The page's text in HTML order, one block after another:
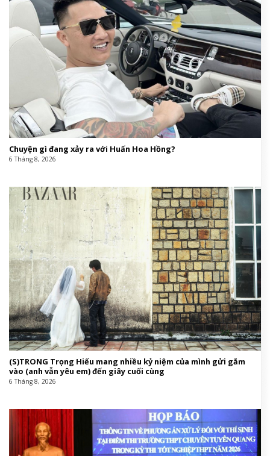
Chuyện gì đang xảy ra với Huấn Hoa Hồng?
6 Tháng 8, 2026
(S)TRONG Trọng Hiếu mang nhiều kỷ niệm của mình gửi gắm
vào (anh vẫn yêu em) đến giây cuối cùng
6 Tháng 8, 2026